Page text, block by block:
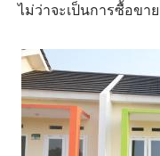
ไม่ว่าจะเป็นการซื้อขา